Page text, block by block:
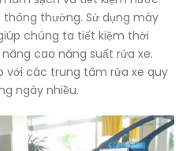
thường. Sử dụng máy
chúng ta tiết kiệm thời
cao năng suất rửa xe.
với các trung tâm rửa xe quy
ngày nhiều.